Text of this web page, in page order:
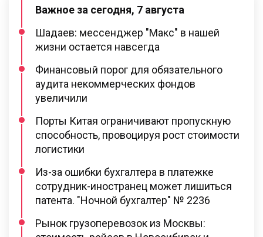
Важное за сегодня, 7 августа
Шадаев: мессенджер "Макс" в нашей
жизни остается навсегда
Финансовый порог для обязательного
аудита некоммерческих фондов
увеличили
Порты Китая ограничивают пропускную
способность, провоцируя рост стоимости
логистики
Из-за ошибки бухгалтера в платежке
сотрудник-иностранец может лишиться
патента. "Ночной бухгалтер" № 2236
Рынок грузоперевозок из Москвы: